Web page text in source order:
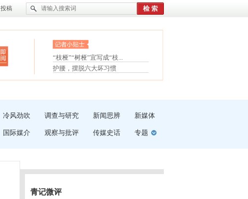
投稿
眼白变红或是结膜下出血
“枝桠”“树桠”宜写成“枝...
夏天缓解疲劳有三招
护腰，摆脱六大坏习惯
受伤了冰敷还是热敷
冷风劲吹 调查与研究 新闻思辨 新媒体
国际媒介 观察与批评 传媒史话 专题
青记微评